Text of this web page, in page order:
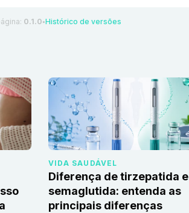
0.1.0 ●Histórico de versões
VIDA SAUDÁVEL
Diferença de tirzepatida e
semaglutida: entenda as
principais diferenças